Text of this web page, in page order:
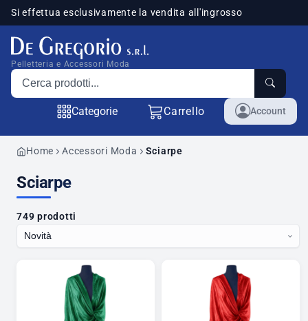
Si effettua esclusivamente la vendita all'ingrosso
Pelletteria e Accessori Moda
Cerca prodotti
Categorie Carrello Account
Home Accessori Moda Sciarpe
Sciarpe
749 prodotti